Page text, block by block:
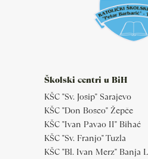
Školski centri u BiH
KŠC "Sv. Josip" Sarajevo
KŠC "Don Bosco" Žepče
KŠC "Ivan Pavao II" Bihać
KŠC "Sv. Franjo" Tuzla
KŠC "Bl. Ivan Merz" Banja